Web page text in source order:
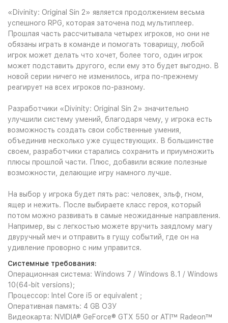
«Divinity: Original Sin 2» является продолжением весьма
успешного RPG, которая заточена под мультиплеер.
Прошлая часть рассчитывала четырех игроков, но они не
обязаны играть в команде и помогать товарищу, любой
игрок может делать что хочет, более того, один игрок
может подставить другого, если ему это будет выгодно. В
новой серии ничего не изменилось, игра по-прежнему
реагирует на всех игроков по-разному.
Разработчики «Divinity: Original Sin 2» значительно
улучшили систему умений, благодаря чему, у игрока есть
возможность создать свои собственные умения,
объединив несколько уже существующих. В большинстве
своем, разработчики старались сохранить и приумножить
плюсы прошлой части. Плюс, добавили всякие полезные
возможности, делающие игру намного лучше.
На выбор у игрока будет пять рас: человек, эльф, гном,
ящер и нежить. После выбираете класс героя, который
потом можно развивать в самые неожиданные направления.
Например, вы с легкостью можете вручить заядлому магу
двуручный меч и отправить в гущу событий, где он на
удивление проворно с ним управится.
Системные требования:
Операционная система: Windows 7 / Windows 8.1 / Windows
10(64-bit versions);
Процессор: Intel Core i5 or equivalent ;
Оперативная память: 4 GB ОЗУ
Видеокарта: NVIDIA® GeForce® GTX 550 or ATI™ Radeon™